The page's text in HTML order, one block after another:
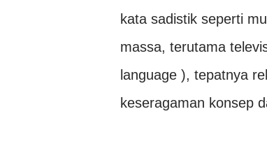
kata sadistik seperti
massa, terutama
language ), tepatnya
keseragaman konsep